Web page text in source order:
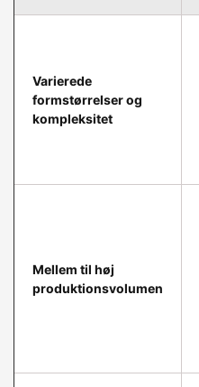
Varierede
formstørrelser og
kompleksitet
Mellem til høj
produktionsvolumen